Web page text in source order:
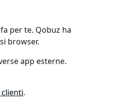
per te. Qobuz ha
browser.
app esterne.
.